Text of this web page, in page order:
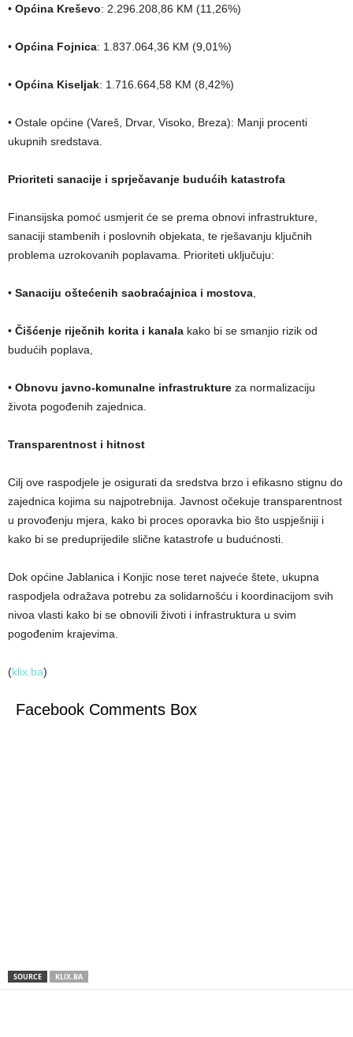
• Općina Kreševo: 2.296.208,86 KM (11,26%)
• Općina Fojnica: 1.837.064,36 KM (9,01%)
• Općina Kiseljak: 1.716.664,58 KM (8,42%)
• Ostale općine (Vareš, Drvar, Visoko, Breza): Manji procenti
ukupnih sredstava.
Prioriteti sanacije i sprječavanje budućih katastrofa
Finansijska pomoć usmjerit će se prema obnovi infrastrukture,
sanaciji stambenih i poslovnih objekata, te rješavanju ključnih
problema uzrokovanih poplavama. Prioriteti uključuju:
• Sanaciju oštećenih saobraćajnica i mostova
• Čišćenje riječnih korita i kanala kako bi se smanjio rizik od
budućih poplava,
• Obnovu javno-komunalne infrastrukture za normalizaciju
života pogođenih zajednica.
Transparentnost i hitnost
Cilj ove raspodjele je osigurati da sredstva brzo i efikasno stignu do
zajednica kojima su najpotrebnija. Javnost očekuje transparentnost
u provođenju mjera, kako bi proces oporavka bio što uspješniji i
kako bi se preduprijedile slične katastrofe u budućnosti.
Dok općine Jablanica i Konjic nose teret najveće štete, ukupna
raspodjela odražava potrebu za solidarnošću i koordinacijom svih
nivoa vlasti kako bi se obnovili životi i infrastruktura u svim
pogođenim krajevima.
(klix.ba)
Facebook Comments Box
SOURCE KLIX.BA